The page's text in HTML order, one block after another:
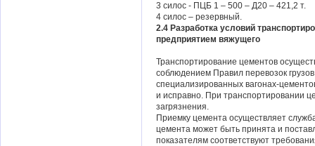
3 силос - ПЦБ 1 – 500 – Д20 – 421,2 т.
4 силос – резервный.
2.4 Разработка условий
предприятием вяжущего
Транспортирование цементов
соблюдением Правил перевозок
специализированных вагонах-
и исправно. При транспортировании
загрязнения.
Приемку цемента осуществляет
цемента может быть принята и
показателям соответствуют